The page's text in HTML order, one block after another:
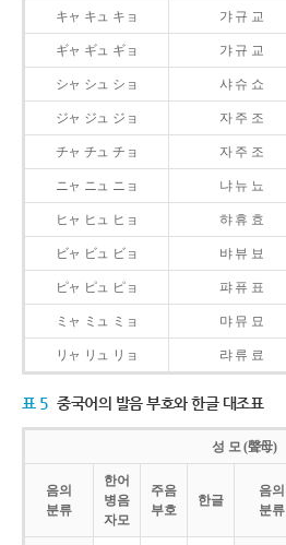
キャ キュ キョ 갸 규 교
ギャ ギュ ギョ 갸 규 교
シャ シュ ショ 샤 슈 쇼
ジャ ジュ ジョ 자 주 조
チャ チュ チョ 자 주 조
ニャ ニュ ニョ 냐 뉴 뇨
ヒャ ヒュ ヒョ 햐 휴 효
ビャ ビュ ビョ 뱌 뷰 뵤
ピャ ピュ ピョ 퍄 퓨 표
ミャ ミュ ミョ 먀 뮤 묘
リャ リュ リョ 랴 류 료
표 5 중국어의 발음 부호와 한글 대조표
성 모 (聲母)
음의
분류
한어
병음
자모
주음
부호
한글
음의
분류